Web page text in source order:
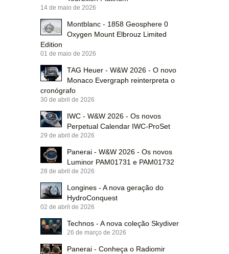
14 de maio de 2026
Montblanc - 1858 Geosphere 0
Oxygen Mount Elbrouz Limited
Edition
01 de maio de 2026
TAG Heuer - W&W 2026 - O novo
Monaco Evergraph reinterpreta o
cronógrafo
30 de abril de 2026
IWC - W&W 2026 - Os novos
Perpetual Calendar IWC-ProSet
29 de abril de 2026
Panerai - W&W 2026 - Os novos
Luminor PAM01731 e PAM01732
28 de abril de 2026
Longines - A nova geração do
HydroConquest
02 de abril de 2026
Technos - A nova coleção Skydiver
26 de março de 2026
Panerai - Conheça o Radiomir